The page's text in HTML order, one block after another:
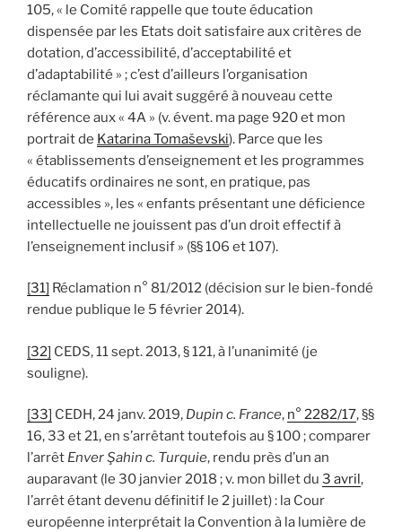
105, « le Comité rappelle que toute éducation
dispensée par les Etats doit satisfaire aux critères de
dotation, d’accessibilité, d’acceptabilité et
d’adaptabilité » ; c’est d’ailleurs l’organisation
réclamante qui lui avait suggéré à nouveau cette
référence aux « 4A » (v. évent. ma page 920 et mon
portrait de Katarina Tomaševski). Parce que les
« établissements d’enseignement et les programmes
éducatifs ordinaires ne sont, en pratique, pas
accessibles », les « enfants présentant une déficience
intellectuelle ne jouissent pas d’un droit effectif à
l’enseignement inclusif » (§§ 106 et 107).
[31] Réclamation n° 81/2012 (décision sur le bien-fondé
rendue publique le 5 février 2014).
[32] CEDS, 11 sept. 2013, § 121, à l’unanimité (je
souligne).
[33] CEDH, 24 janv. 2019, Dupin c. France, n° 2282/17, §§
16, 33 et 21, en s’arrêtant toutefois au § 100 ; comparer
l’arrêt Enver Şahin c. Turquie, rendu près d’un an
auparavant (le 30 janvier 2018 ; v. mon billet du 3 avril,
l’arrêt étant devenu définitif le 2 juillet) : la Cour
européenne interprétait la Convention à la lumière de